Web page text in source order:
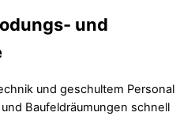
und
und geschultem Personal
Baufeldräumungen schnell